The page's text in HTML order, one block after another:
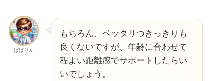
ぱぱりん
もちろん、ベッタリつきっきりも
良くないですが、年齢に合わせて
程よい距離感でサポートしたらい
いでしょう。